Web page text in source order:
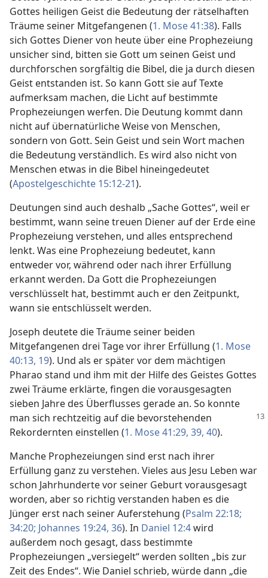
Gottes heiligen Geist die Bedeutung der rätselhaften
Träume seiner Mitgefangenen (1. Mose 41:38). Falls
sich Gottes Diener von heute über eine Prophezeiung
unsicher sind, bitten sie Gott um seinen Geist und
durchforschen sorgfältig die Bibel, die ja durch diesen
Geist entstanden ist. So kann Gott sie auf Texte
aufmerksam machen, die Licht auf bestimmte
Prophezeiungen werfen. Die Deutung kommt dann
nicht auf übernatürliche Weise von Menschen,
sondern von Gott. Sein Geist und sein Wort machen
die Bedeutung verständlich. Es wird also nicht von
Menschen etwas in die Bibel hineingedeutet
(Apostelgeschichte 15:12-21).
Deutungen sind auch deshalb „Sache Gottes“, weil er
bestimmt, wann seine treuen Diener auf der Erde eine
Prophezeiung verstehen, und alles entsprechend
lenkt. Was eine Prophezeiung bedeutet, kann
entweder vor, während oder nach ihrer Erfüllung
erkannt werden. Da Gott die Prophezeiungen
verschlüsselt hat, bestimmt auch er den Zeitpunkt,
wann sie entschlüsselt werden.
Joseph deutete die Träume seiner beiden
Mitgefangenen drei Tage vor ihrer Erfüllung (1. Mose
40:13, 19). Und als er später vor dem mächtigen
Pharao stand und ihm mit der Hilfe des Geistes Gottes
zwei Träume erklärte, fingen die vorausgesagten
sieben Jahre des Überflusses gerade an. So konnte
man sich rechtzeitig auf die bevorstehenden
Rekordernten einstellen (1. Mose 41:29, 39, 40).
Manche Prophezeiungen sind erst nach ihrer
Erfüllung ganz zu verstehen. Vieles aus Jesu Leben war
schon Jahrhunderte vor seiner Geburt vorausgesagt
worden, aber so richtig verstanden haben es die
Jünger erst nach seiner Auferstehung (Psalm 22:18;
34:20; Johannes 19:24, 36). In Daniel 12:4wird
außerdem noch gesagt, dass bestimmte
Prophezeiungen „versiegelt“ werden sollten „bis zur
Zeit des Endes“. Wie Daniel schrieb, würde dann „die